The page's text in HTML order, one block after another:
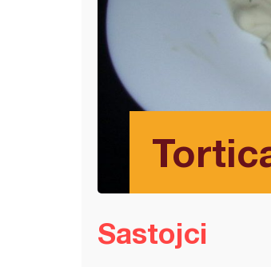
Sastojci